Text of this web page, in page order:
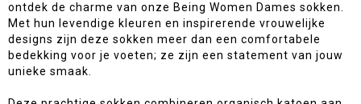
ontdek de charme van onze Being Women Dames sokken.
Met hun levendige kleuren en inspirerende vrouwelijke
designs zijn deze sokken meer dan een comfortabele
bedekking voor je voeten; ze zijn een statement van jouw
unieke smaak.